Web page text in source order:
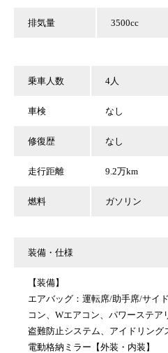
排気量 3500cc
乗車人数 4人
車検 なし
修復歴 なし
走行距離 9.2万km
燃料 ガソリン
装備・仕様
【装備】
エアバッグ：運転席/助手席/サイ
コン、Wエアコン、パワーステア
盗難防止システム、アイドリング
電動格納ミラー【外装・内装】